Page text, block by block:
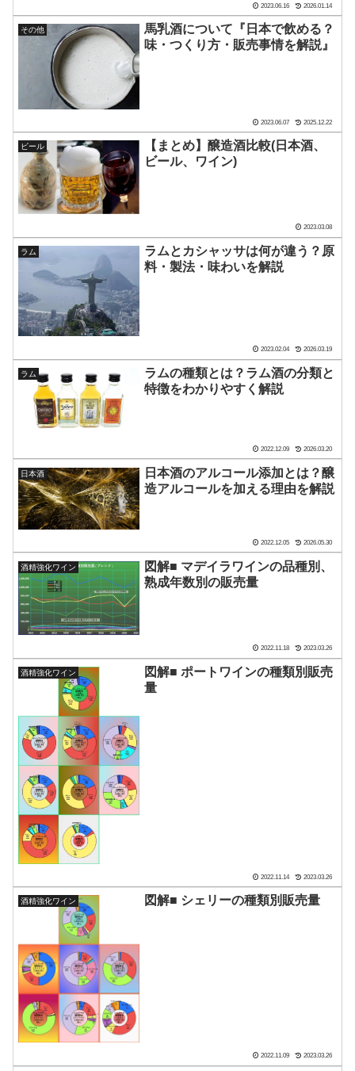
2023.06.16 2026.01.14
その他
馬乳酒について『日本で飲める？
味・つくり方・販売事情を解説』
2023.06.07 2025.12.22
ビール
【まとめ】醸造酒比較(日本酒、
ビール、ワイン)
2023.03.08
ラム
ラムとカシャッサは何が違う？原
料・製法・味わいを解説
2023.02.04 2026.03.19
ラム
ラムの種類とは？ラム酒の分類と
特徴をわかりやすく解説
2022.12.09 2026.03.20
日本酒
日本酒のアルコール添加とは？醸
造アルコールを加える理由を解説
2022.12.05 2026.05.30
酒精強化ワイン
図解■ マデイラワインの品種別、
熟成年数別の販売量
2022.11.18 2023.03.26
酒精強化ワイン
図解■ ポートワインの種類別販売
量
2022.11.14 2023.03.26
酒精強化ワイン 図解■ シェリーの種類別販売量
2022.11.09 2023.03.26